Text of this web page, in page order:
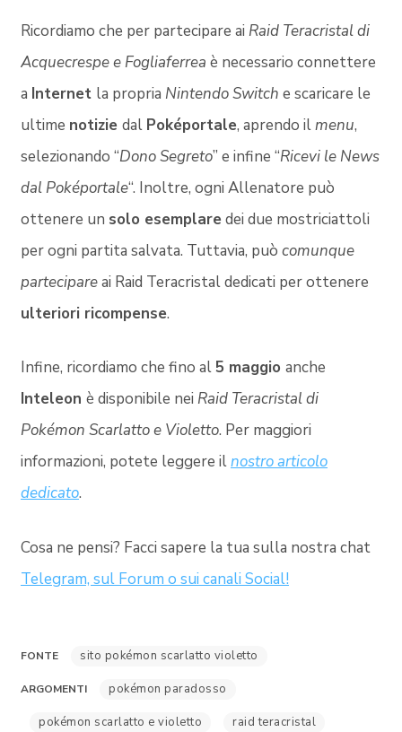
Ricordiamo che per partecipare ai Raid Teracristal di
Acquecrespe e Fogliaferrea è necessario connettere
a Internet la propria Nintendo Switch e scaricare le
ultime notizie dal Poképortale, aprendo ilmenu,
selezionando “Dono Segreto” e infine “Ricevi le News
dal Poképortale“. Inoltre, ogni Allenatore può
ottenere un solo esemplaredei due mostriciattoli
per ogni partita salvata. Tuttavia, può comunque
partecipareai Raid Teracristal dedicati per ottenere
ulteriori ricompense.
Infine, ricordiamo che fino al5 maggio anche
Inteleon è disponibile nei Raid Teracristal di
Pokémon Scarlatto e Violetto. Per maggiori
informazioni, potete leggere ilnostro articolo
dedicato.
Cosa ne pensi? Facci sapere la tua sulla nostra chat
Telegram, sul Forum o sui canali Social!
FONTE sito pokémon scarlatto violetto
ARGOMENTI pokémon paradosso
pokémon scarlatto e violetto raid teracristal